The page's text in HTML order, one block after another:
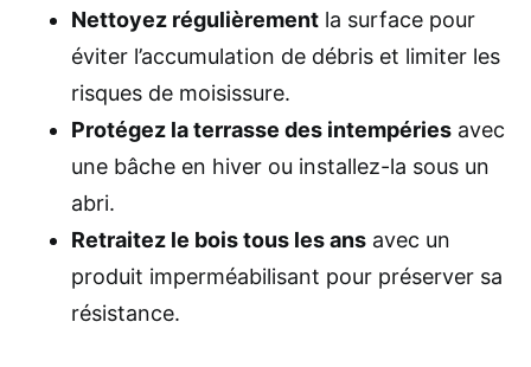
Nettoyez régulièrement la surface pour
éviter l’accumulation de débris et limiter les
risques de moisissure.
Protégez la terrasse des intempéries avec
une bâche en hiver ou installez-la sous un
abri.
Retraitez le bois tous les ans avec un
produit imperméabilisant pour préserver sa
résistance.